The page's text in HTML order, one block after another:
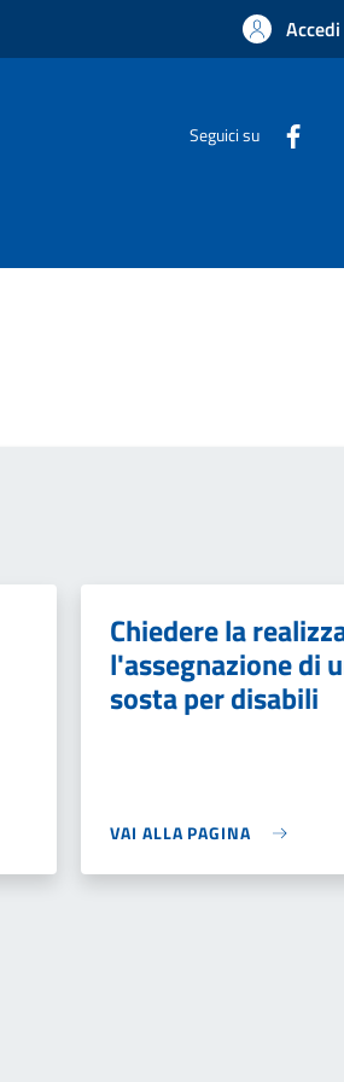
Seguici su
Chiedere la
l'assegnazione di
sosta per disabili
VAI ALLA PAGINA